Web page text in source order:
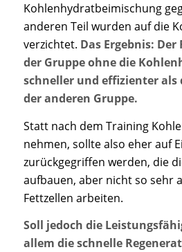
Kohlenhydratbeimischung
anderen Teil wurden auf die
verzichtet. Das Ergebnis:
der Gruppe ohne die
schneller und effizienter als
der anderen Gruppe.
Statt nach dem Training
nehmen, sollte also eher auf
zurückgegriffen werden, die
aufbauen, aber nicht so sehr
Fettzellen arbeiten.
Soll jedoch die
allem die schnelle